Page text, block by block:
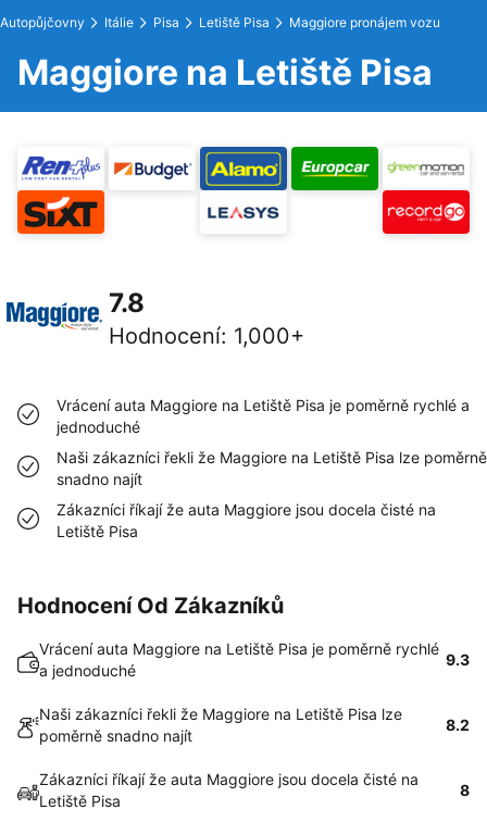
Autopůjčovny Itálie Pisa Letiště Pisa Maggiore pronájem vozu
Maggiore na Letiště Pisa
7.8
Hodnocení: 1,000+
Vrácení auta Maggiore na Letiště Pisa je poměrně rychlé a
jednoduché
Naši zákazníci řekli že Maggiore na Letiště Pisa lze poměrně
snadno najít
Zákazníci říkají že auta Maggiore jsou docela čisté na
Letiště Pisa
Hodnocení Od Zákazníků
Vrácení auta Maggiore na Letiště Pisa je poměrně rychlé
a jednoduché
9.3
Naši zákazníci řekli že Maggiore na Letiště Pisa lze
poměrně snadno najít
8.2
Zákazníci říkají že auta Maggiore jsou docela čisté na
Letiště Pisa
8